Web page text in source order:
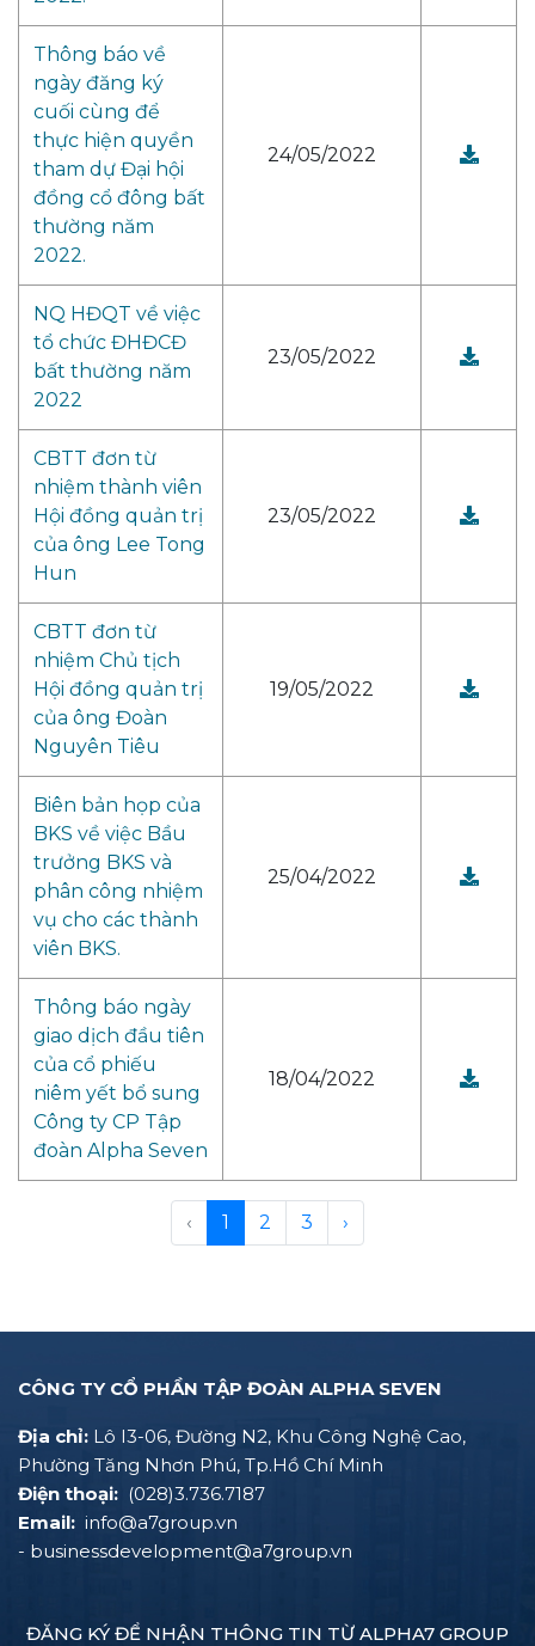
Thông báo về
ngày đăng ký
cuối cùng để
thực hiện quyền
tham dự Đại hội
đồng cổ đông bất
thường năm
2022.
24/05/2022
NQ HĐQT về việc
tổ chức ĐHĐCĐ
bất thường năm
2022
23/05/2022
CBTT đơn từ
nhiệm thành viên
Hội đồng quản trị
của ông Lee Tong
Hun
23/05/2022
CBTT đơn từ
nhiệm Chủ tịch
Hội đồng quản trị
của ông Đoàn
Nguyên Tiêu
19/05/2022
Biên bản họp của
BKS về việc Bầu
trưởng BKS và
phân công nhiệm
vụ cho các thành
viên BKS.
25/04/2022
Thông báo ngày
giao dịch đầu tiên
của cổ phiếu
niêm yết bổ sung
Công ty CP Tập
đoàn Alpha Seven
18/04/2022
‹ 1 2 3 ›
CÔNG TY CỔ PHẦN TẬP ĐOÀN ALPHA SEVEN
Địa chỉ: Lô I3-06, Đường N2, Khu Công Nghệ Cao,
Phường Tăng Nhơn Phú, Tp.Hồ Chí Minh
Điện thoại: (028)3.736.7187
Email: info@a7group.vn
- businessdevelopment@a7group.vn
ĐĂNG KÝ ĐỂ NHẬN THÔNG TIN TỪ ALPHA7 GROUP